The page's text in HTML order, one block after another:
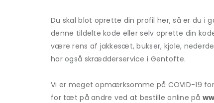
Du skal blot oprette din profil her, så er du i
denne tildelte kode eller selv oprette din
være rens af jakkesæt, bukser, kjole,
har også skrædderservice i Gentofte.
Vi er meget opmærksomme på COVID-19
for tæt på andre ved at bestille online på